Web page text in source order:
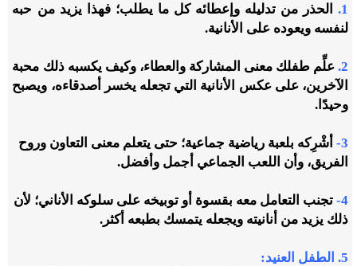
1.
الحذر من تدليله وإعطائه كل ما يطلب؛ فهذا يزيد من حبه
لنفسه ويعوده على الأنانية.
2. علِّم طفلك معنى المشاركة والعطاء، وكيف يكسبه ذلك محبة
الآخرين، على عكس الأنانية التي تجعله يخسر أصدقاءه، ويصبح
وحيدًا.
3-
أشْرِكه بلعبة رياضية جماعية؛ حتى يتعلم معنى التعاون وروح
الفريق، وأن اللعب الجماعي أجمل وأفضل.
4- تجنب التعامل معه بقسوة أو توبيخه على سلوكه الأناني؛ لأن
ذلك يزيد من أنانيته ويجعله يتمسك بطبعه أكثر.
5. الطفل العنيد: